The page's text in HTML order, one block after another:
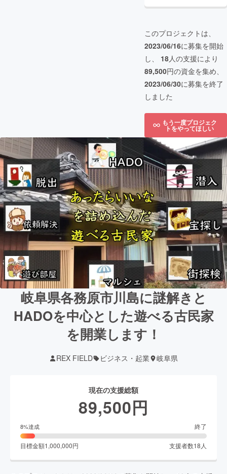
このプロジェクトは、
2023/06/16に募集を開始
し、 18人の支援により
89,500円の資金を集め、
2023/06/30に募集を終了
しました
もう一度プロジェク
トをやってほしい
岐阜県各務原市川島に謎解きと
HADOを中心とした遊べる古民家
を開業します！
REX FIELD ビジネス・起業 岐阜県
現在の支援総額
89,500円
8%達成 終了
目標金額1,000,000円 支援者数18人